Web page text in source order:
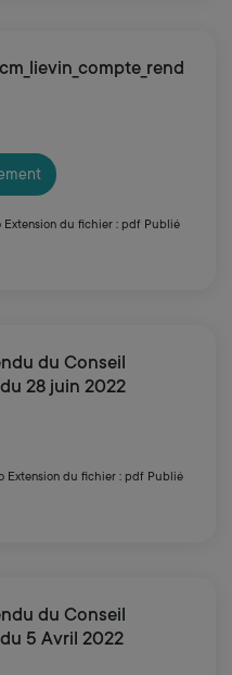
Extension du fichier : pdf Publié
du Conseil
28 juin 2022
Extension du fichier : pdf Publié
du Conseil
5 Avril 2022